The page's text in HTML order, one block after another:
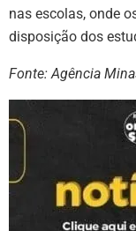
nas escolas, onde
disposição dos
Fonte: Agência